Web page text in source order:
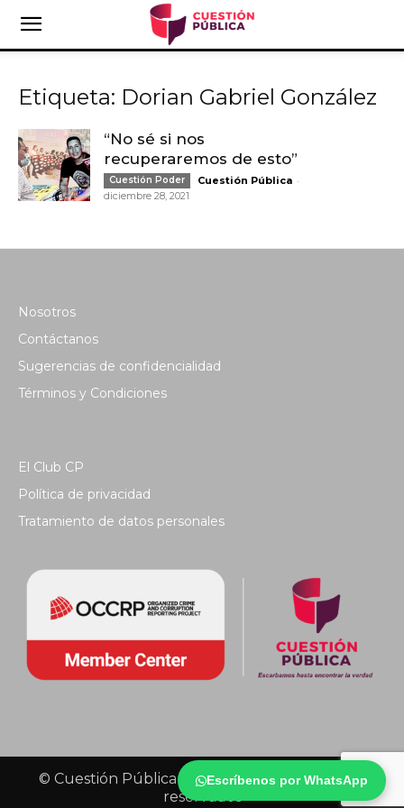
Escríbenos por WhatsApp
Etiqueta: Dorian Gabriel González
“No sé si nos
recuperaremos de esto”
Cuestión Poder Cuestión Pública -
diciembre 28, 2021
Nosotros
Contáctanos
Sugerencias de confidencialidad
Términos y Condiciones
El Club CP
Política de privacidad
Tratamiento de datos personales
© Cuestión Pública 2018 - Todos los derechos
reservados